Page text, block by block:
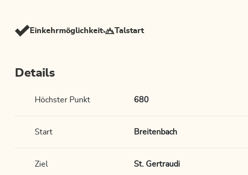
Einkehrmöglichkeit Talstart
Details
Höchster Punkt 680
Start Breitenbach
Ziel St. Gertraudi